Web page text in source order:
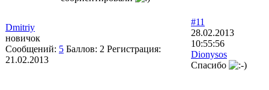
Dmitriy
новичок
Сообщений: 5 Баллов: 2 Регистрация:
21.02.2013
#11
28.02.2013
10:55:56
Dionysos
Спасибо